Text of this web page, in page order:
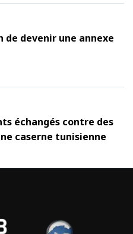
de devenir une annexe
échangés contre des
caserne tunisienne